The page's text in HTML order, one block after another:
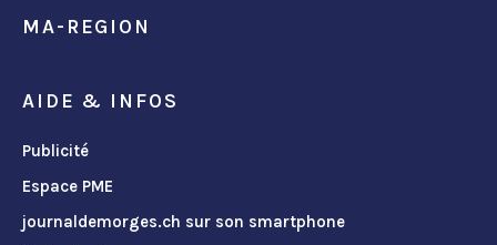
MA-REGION
AIDE & INFOS
Publicité
Espace PME
journaldemorges.ch sur son smartphone